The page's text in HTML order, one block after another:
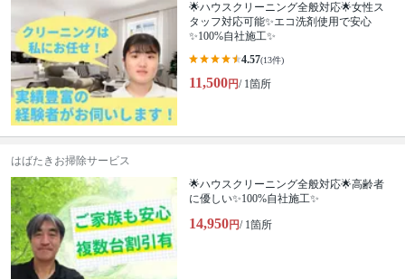
🌟ハウスクリーニング全般対応🌟女性ス
タッフ対応可能✨エコ洗剤使用で安心
✨100%自社施工✨
4.57(13件)
11,500円/ 1箇所
はばたきお掃除サービス
🌟ハウスクリーニング全般対応🌟高齢者
に優しい✨100%自社施工✨
14,950円/ 1箇所